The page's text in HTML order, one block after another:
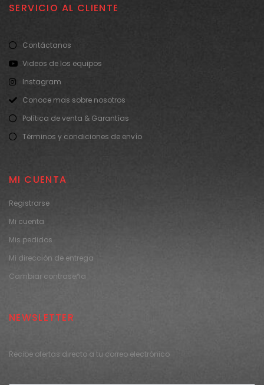
SERVICIO AL CLIENTE
Contáctanos
Videos de los equipos
Instagram
Conoce mas sobre nosotros
Política de venta & Garantías
Términos y condiciones de envío
MI CUENTA
Registrarse
Mi cuenta
Mis pedidos
Mi dirección de entrega
Cambiar contraseña
NEWSLETTER
Recibe ofertas directo a tu correo electrónico